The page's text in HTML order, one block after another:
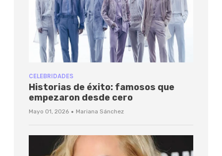
CELEBRIDADES
Historias de éxito: famosos que
empezaron desde cero
Mayo 01, 2026 · Mariana Sánchez